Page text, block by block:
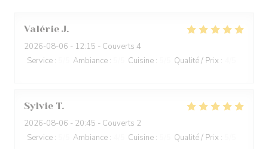
Valérie J
2026-08-06 - 12:15 - Couverts 4
Service : Ambiance : Cuisine : Qualité / Prix :
Sylvie T
2026-08-06 - 20:45 - Couverts 2
Service : Ambiance : Cuisine : Qualité / Prix :